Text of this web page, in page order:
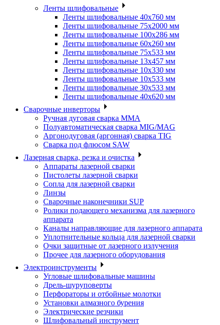
Ленты шлифовальные
Ленты шлифовальные 40х760 мм
Ленты шлифовальные 75х2000 мм
Ленты шлифовальные 100х286 мм
Ленты шлифовальные 60х260 мм
Ленты шлифовальные 75х533 мм
Ленты шлифовальные 13х457 мм
Ленты шлифовальные 10х330 мм
Ленты шлифовальные 10х533 мм
Ленты шлифовальные 30х533 мм
Ленты шлифовальные 40х620 мм
Сварочные инверторы
Ручная дуговая сварка MMA
Полуавтоматическая сварка MIG/MAG
Аргонодуговая (аргонная) сварка TIG
Сварка под флюсом SAW
Лазерная сварка, резка и очистка
Аппараты лазерной сварки
Пистолеты лазерной сварки
Сопла для лазерной сварки
Линзы
Сварочные наконечники SUP
Ролики подающего механизма для лазерного
аппарата
Каналы направляющие для лазерного аппарата
Уплотнительные кольца для лазерной сварки
Очки защитные от лазерного излучения
Прочее для лазерного оборудования
Электроинструменты
Угловые шлифовальные машины
Дрель-шуруповерты
Перфораторы и отбойные молотки
Установки алмазного бурения
Электрические резчики
Шлифовальный инструмент